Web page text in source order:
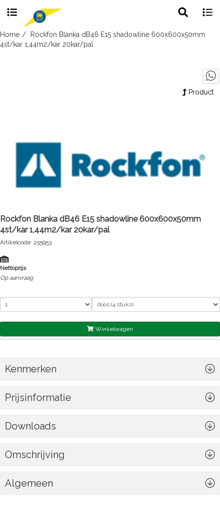
Skip
to
search
Home
Rockfon Blanka dB46 E15 shadowline 600x600x50mm
4st/kar 1,44m2/kar 20kar/pal
Product
Rockfon Blanka dB46 E15 shadowline 600x600x50mm
4st/kar 1,44m2/kar 20kar/pal
Artikelcode: 255953
Nettoprijs
Op aanvraag
Winkelwagen
Kenmerken
Prijsinformatie
Downloads
Omschrijving
Algemeen